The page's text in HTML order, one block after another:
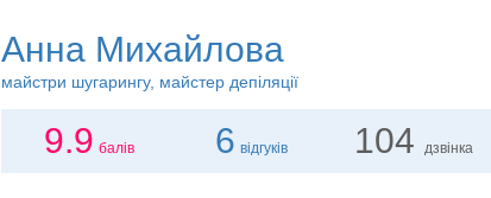
Анна Михайлова
майстри шугарингу, майстер депіляції
9.9 балів 6 відгуків 104 дзвінка